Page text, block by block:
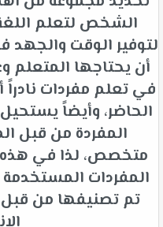
الشخص لتعلم
لتوفير الوقت
أن يحتاجها
في تعلم مفردات نادراً
الحاضر، وأيضاً
المفردة من قبل
متخصص، لذا في هذه
المفردات المستخدمة
تم تصنيفها من